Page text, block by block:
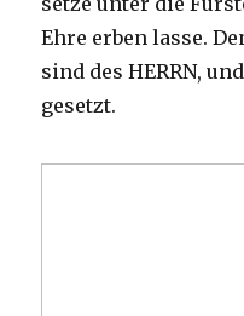
Ehre erben lasse.
sind des HERRN,
gesetzt.